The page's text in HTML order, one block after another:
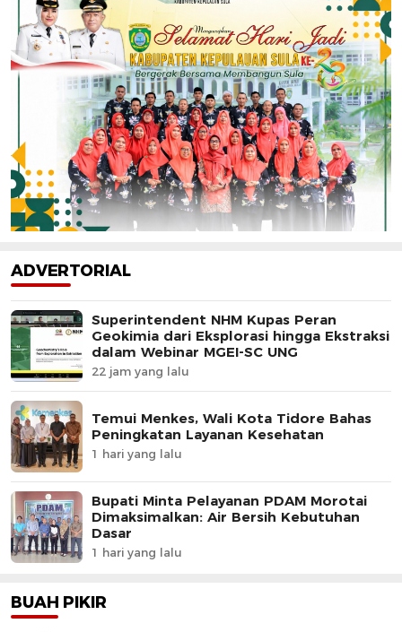
ADVERTORIAL
Superintendent NHM Kupas Peran
Geokimia dari Eksplorasi hingga Ekstraksi
dalam Webinar MGEI-SC UNG
22 jam yang lalu
Temui Menkes, Wali Kota Tidore Bahas
Peningkatan Layanan Kesehatan
1 hari yang lalu
Bupati Minta Pelayanan PDAM Morotai
Dimaksimalkan: Air Bersih Kebutuhan
Dasar
1 hari yang lalu
BUAH PIKIR